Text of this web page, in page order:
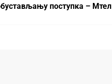
поступка – Мтел